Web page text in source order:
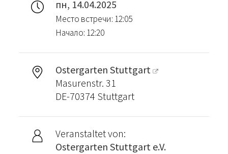
пн, 14.04.2025
Место встречи: 12:05
Начало: 12:20
Ostergarten Stuttgart
Masurenstr. 31
DE-70374 Stuttgart
Veranstaltet von:
Ostergarten Stuttgart e.V.